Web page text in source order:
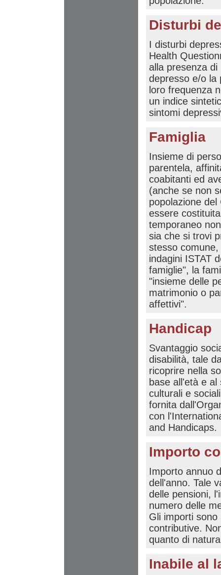
Disturbi
I disturbi
Health
alla presenza
depresso e/o la
loro frequenza
un indice
sintomi
Famiglia
Insieme di
parentela,
coabitanti ed
(anche se non
popolazione
essere
temporaneo
sia che si trovi
stesso
indagini ISTAT
famiglie", la
"insieme delle
matrimonio o
affettivi".
Handicap
Svantaggio
disabilità, tale
ricoprire nella
base all'età e
culturali e
fornita
con
and Handicaps.
Importo
Importo annuo
dell'anno. Tale
delle pensioni,
numero delle
Gli importi
contributive.
quanto di
Inabile al